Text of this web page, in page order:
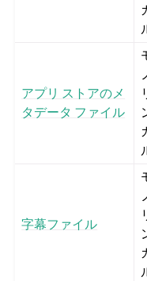
アプリ ストアのメ
タデータ ファイル
字幕ファイル